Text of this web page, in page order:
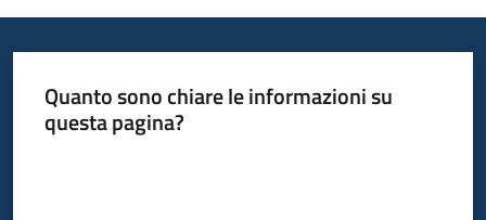
Quanto sono chiare le informazioni su
questa pagina?